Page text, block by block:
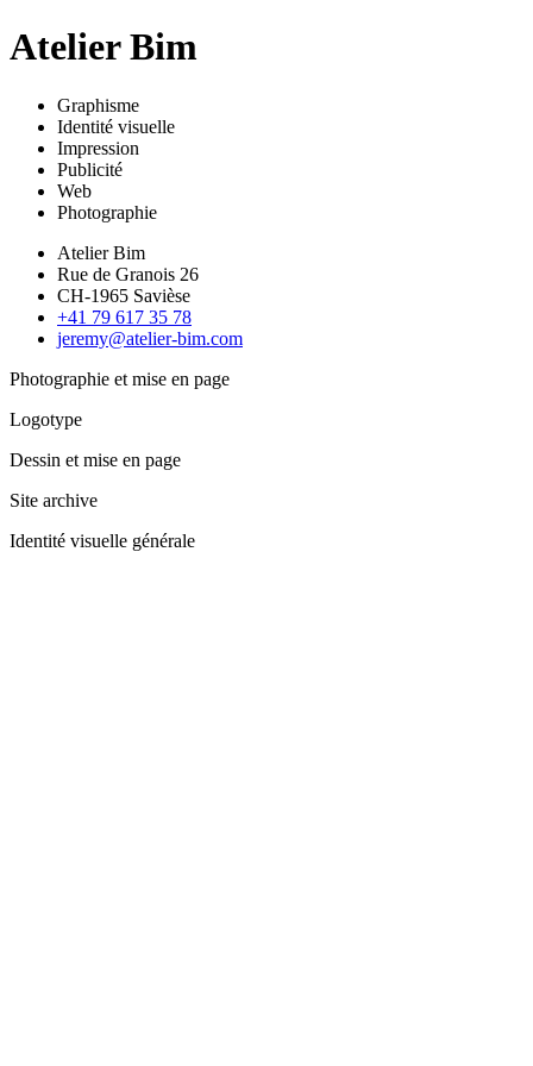
Atelier Bim
Graphisme
Identité visuelle
Impression
Publicité
Web
Photographie
Atelier Bim
Rue de Granois 26
CH-1965 Savièse
+41 79 617 35 78
jeremy@atelier-bim.com
Photographie et mise en page
Logotype
Dessin et mise en page
Site archive
Identité visuelle générale